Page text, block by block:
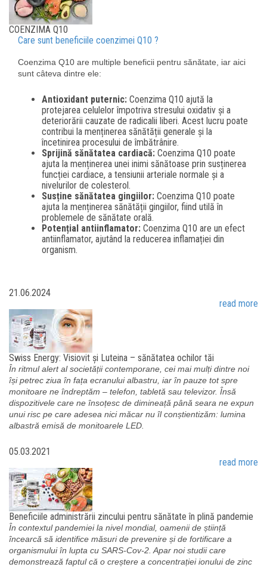
COENZIMA Q10
Care sunt beneficiile coenzimei Q10 ?
Coenzima Q10 are multiple beneficii pentru sănătate, iar aici
sunt câteva dintre ele:
Antioxidant puternic: Coenzima Q10 ajută la
protejarea celulelor împotriva stresului oxidativ și a
deteriorării cauzate de radicalii liberi. Acest lucru poate
contribui la menținerea sănătății generale și la
încetinirea procesului de îmbătrânire.
Sprijină sănătatea cardiacă: Coenzima Q10 poate
ajuta la menținerea unei inimi sănătoase prin susținerea
funcției cardiace, a tensiunii arteriale normale și a
nivelurilor de colesterol.
Susține sănătatea gingiilor: Coenzima Q10 poate
ajuta la menținerea sănătății gingiilor, fiind utilă în
problemele de sănătate orală.
Potențial antiinflamator: Coenzima Q10 are un efect
antiinflamator, ajutând la reducerea inflamației din
organism.
21.06.2024
read more
Swiss Energy: Visiovit și Luteina – sănătatea ochilor tăi
În ritmul alert al societății contemporane, cei mai mulți dintre noi
își petrec ziua în fața ecranului albastru, iar în pauze tot spre
monitoare ne îndreptăm – telefon, tabletă sau televizor. Însă
dispozitivele care ne însoțesc de dimineață până seara ne expun
unui risc pe care adesea nici măcar nu îl conștientizăm: lumina
albastră emisă de monitoarele LED.
05.03.2021
read more
Beneficiile administrării zincului pentru sănătate în plină pandemie
În contextul pandemiei la nivel mondial, oamenii de știință
încearcă să identifice măsuri de prevenire și de fortificare a
organismului în lupta cu SARS-Cov-2. Apar noi studii care
demonstrează faptul că o creștere a concentrației ionului de zinc